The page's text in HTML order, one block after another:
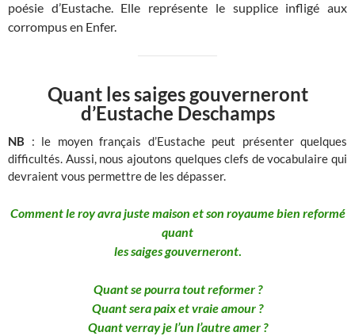
poésie d’Eustache. Elle représente le supplice infligé aux
corrompus en Enfer.
Quant les saiges gouverneront
d’Eustache Deschamps
NB : le moyen français d’Eustache peut présenter quelques
difficultés. Aussi, nous ajoutons quelques clefs de vocabulaire qui
devraient vous permettre de les dépasser.
Comment le roy avra juste maison et son royaume bien reformé
quant
les saiges gouverneront.
Quant se pourra tout reformer ?
Quant sera paix et vraie amour ?
Quant verray je l’un l’autre amer ?